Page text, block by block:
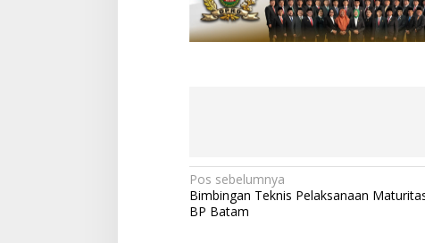
N
a
Pos sebelumnya
Bimbingan Teknis Pelaksanaan
BP Batam